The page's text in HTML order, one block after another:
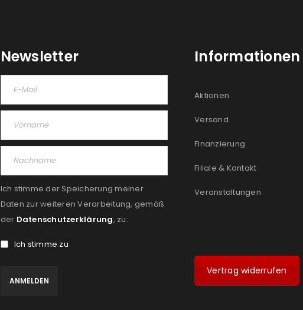
Newsletter
Ich stimme der Speicherung meiner
Daten zur weiteren Verarbeitung, gemäß
der Datenschutzerklärung, zu:
Ich stimme zu
Informationen
Aktionen
Versand
Finanzierung
Filiale & Kontakt
Veranstaltungen
Vertrag widerrufen